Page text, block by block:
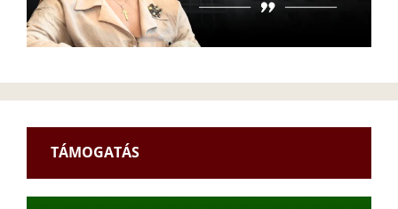
TÁMOGATÁS